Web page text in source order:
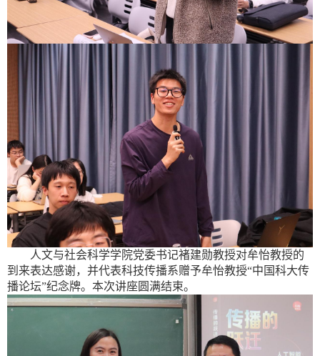
人文与社会科学学院党委书记褚建勋教授对牟怡教授的
到来表达感谢，并代表科技传播系赠予牟怡教授“中国科大传
播论坛”纪念牌。本次讲座圆满结束。